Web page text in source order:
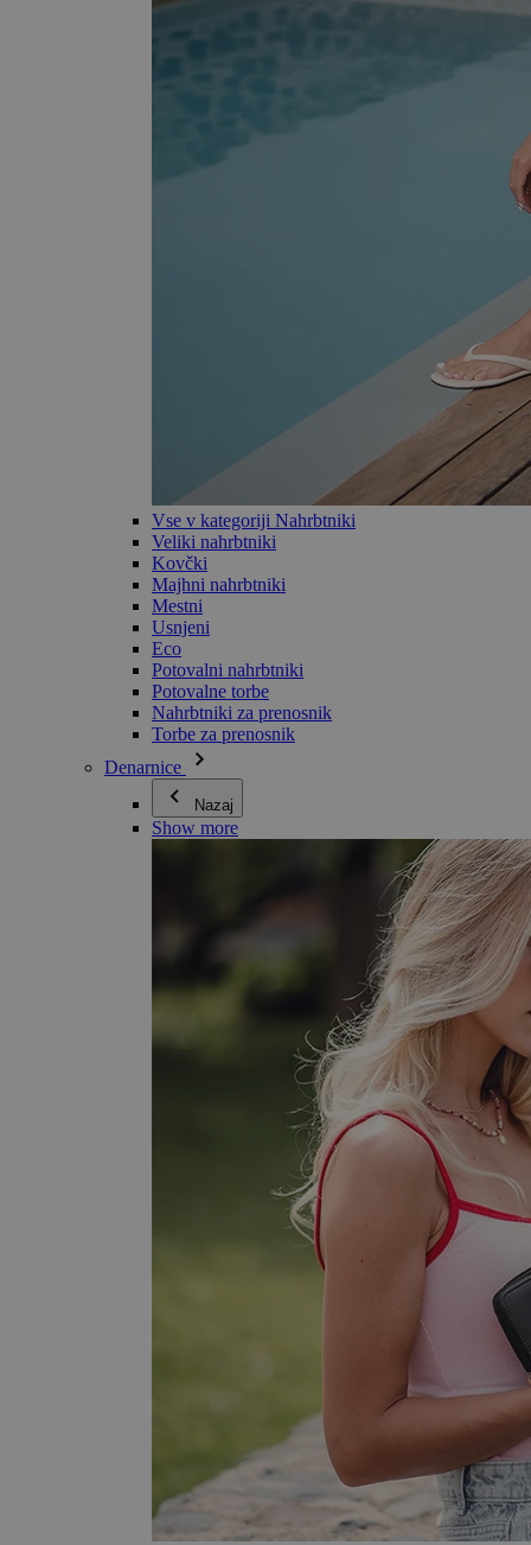
Vse v kategoriji Nahrbtniki
Veliki nahrbtniki
Kovčki
Majhni nahrbtniki
Mestni
Usnjeni
Eco
Potovalni nahrbtniki
Potovalne torbe
Nahrbtniki za prenosnik
Torbe za prenosnik
Denarnice
Nazaj
Show more